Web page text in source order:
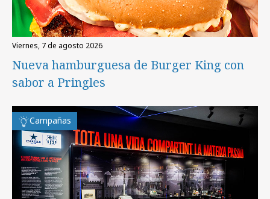
viernes, 7 de agosto 2026
Nueva hamburguesa de Burger King con
sabor a Pringles
Campañas